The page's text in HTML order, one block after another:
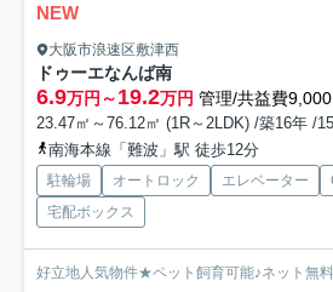
NEW
大阪市浪速区敷津西
ドゥーエなんば南
6.9万円～19.2万円 管理/共益費
23.47㎡～76.12㎡ (1R～2LDK) /築16年 /
南海本線「難波」駅 徒歩12分
駐輪場 オートロック エレベーター
宅配ボックス
好立地人気物件★ペット飼育可能♪ネット無